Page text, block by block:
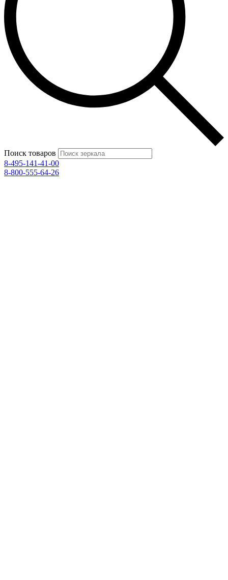
Поиск товаров
8-495-141-41-00
8-800-555-64-26